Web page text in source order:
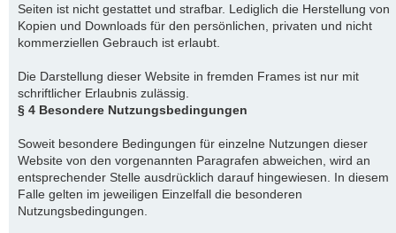
Seiten ist nicht gestattet und strafbar. Lediglich die Herstellung von
Kopien und Downloads für den persönlichen, privaten und nicht
kommerziellen Gebrauch ist erlaubt.
Die Darstellung dieser Website in fremden Frames ist nur mit
schriftlicher Erlaubnis zulässig.
§ 4 Besondere Nutzungsbedingungen
Soweit besondere Bedingungen für einzelne Nutzungen dieser
Website von den vorgenannten Paragrafen abweichen, wird an
entsprechender Stelle ausdrücklich darauf hingewiesen. In diesem
Falle gelten im jeweiligen Einzelfall die besonderen
Nutzungsbedingungen.